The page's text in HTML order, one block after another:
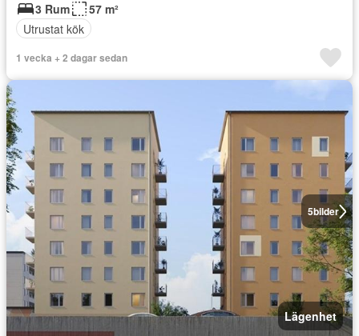
3 Rum
57 m²
Utrustat kök
1 vecka + 2 dagar sedan
5bilder
Lägenhet